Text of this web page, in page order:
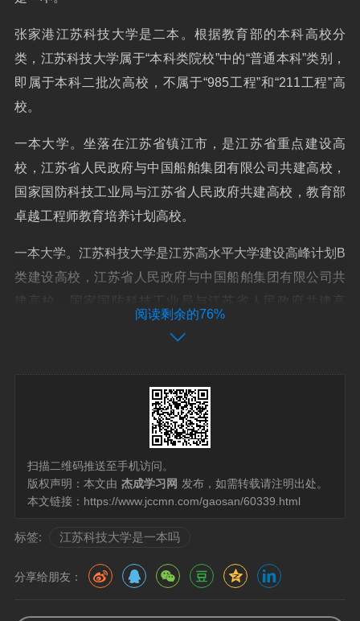
张家港江苏科技大学是二本。根据教育部的本科高校分
类，江苏科技大学属于“本科类院校”中的“普通本科”类别，
即属于本科二批次高校，不属于“985工程”和“211工程”高
校。
一本大学。坐落在江苏省镇江市，是江苏省重点建设高
校，江苏省人民政府与中国船舶集团有限公司共建高校，
国家国防科技工业局与江苏省人民政府共建高校，教育部
卓越工程师教育培养计划高校。
一本大学。江苏科技大学是江苏高水平大学建设高峰计划B
类建设高校，江苏省人民政府与中国船舶集团有限公司共
建高校，国家国防科技工业局与江苏省人民政府共建高
苏科技大学是一本大学。如果你不是江苏考生，江苏科技
大学在你所在的省份是本科二批招生的话，你也可以说江
苏科技大学是二本大学。
阅读剩余的76%
扫描二维码推送至手机访问。
版权声明：本文由 杰成学习网 发布，如需转载请注明出处。
本文链接： https://www.jccmn.com/gaosan/60339.html
标签: 江苏科技大学是一本吗
分享给朋友：